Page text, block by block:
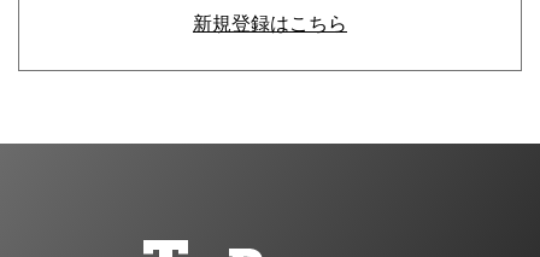
新規登録はこちら